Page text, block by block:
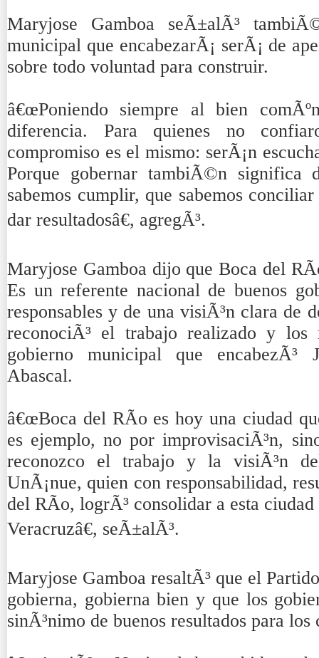
Maryjose Gamboa seÃ±alÃ³
municipal que encabezarÃ¡ serÃ¡ de
sobre todo voluntad para construir.
â€œPoniendo siempre al bien
diferencia. Para quienes no
compromiso es el mismo: serÃ¡n
Porque gobernar tambiÃ©n significa
sabemos cumplir, que sabemos
dar resultadosâ€, agregÃ³.
Maryjose Gamboa dijo que Boca del
Es un referente nacional de buenos
responsables y de una visiÃ³n clara de
reconociÃ³ el trabajo realizado y los
gobierno municipal que encabezÃ³
Abascal.
â€œBoca del RÃ­o es hoy una ciudad
es ejemplo, no por improvisaciÃ³n,
reconozco el trabajo y la visiÃ³n
UnÃ¡nue, quien con responsabilidad,
del RÃ­o, logrÃ³ consolidar a esta
Veracruzâ€, seÃ±alÃ³.
Maryjose Gamboa resaltÃ³ que el
gobierna, gobierna bien y que los
sinÃ³nimo de buenos resultados para los